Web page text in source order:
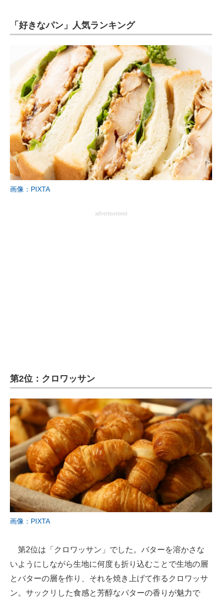
「好きなパン」人気ランキング
画像：PIXTA
advertisement
第2位：クロワッサン
画像：PIXTA
第2位は「クロワッサン」でした。バターを溶かさな
いようにしながら生地に何度も折り込むことで生地の層
とバターの層を作り、それを焼き上げて作るクロワッサ
ン。サックリした食感と芳醇なバターの香りが魅力で